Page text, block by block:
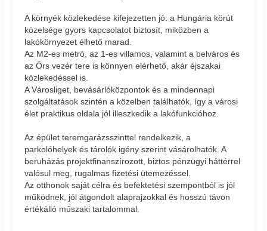
A környék közlekedése kifejezetten jó: a Hungária körút
közelsége gyors kapcsolatot biztosít, miközben a
lakókörnyezet élhető marad.
Az M2-es metró, az 1-es villamos, valamint a belváros és
az Örs vezér tere is könnyen elérhető, akár éjszakai
közlekedéssel is.
A Városliget, bevásárlóközpontok és a mindennapi
szolgáltatások szintén a közelben találhatók, így a városi
élet praktikus oldala jól illeszkedik a lakófunkcióhoz.
Az épület teremgarázsszinttel rendelkezik, a
parkolóhelyek és tárolók igény szerint vásárolhatók. A
beruházás projektfinanszírozott, biztos pénzügyi háttérrel
valósul meg, rugalmas fizetési ütemezéssel.
Az otthonok saját célra és befektetési szempontból is jól
működnek, jól átgondolt alaprajzokkal és hosszú távon
értékálló műszaki tartalommal.